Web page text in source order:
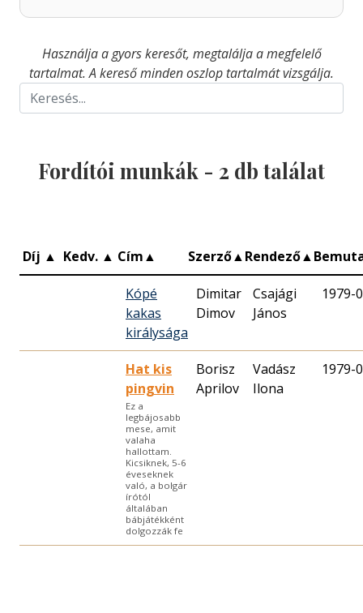
Használja a gyors keresőt, megtalálja a megfelelő
tartalmat. A kereső minden oszlop tartalmát vizsgálja.
Fordítói munkák - 2 db találat
Díj ▲ Kedv. ▲ Cím▲ Szerző▲Rendező▲
Kópé
kakas
királysága
Dimitar
Dimov
Csajági
János
1979-
Hat kis
pingvin
Ez a
legbájosabb
mese, amit
valaha
hallottam.
Kicsiknek, 5-6
éveseknek
való, a bolgár
írótól
általában
bábjátékként
dolgozzák fe
Borisz
Aprilov
Vadász
Ilona
1979-